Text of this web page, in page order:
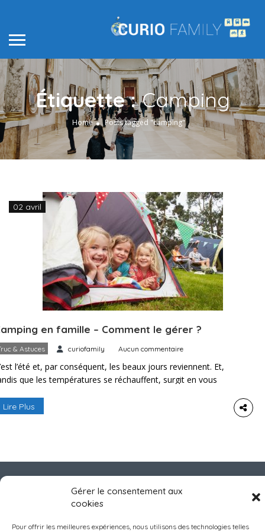
Gérer le consentement aux
cookies
Pour offrir les meilleures expériences, nous utilisons des technologies telles
Étiquette :Camping
Home Posts tagged "camping"
02 avril
en famille – Comment le gérer ?
& Astuces curiofamily Aucun commentaire
l’été et, par conséquent, les beaux jours reviennent. Et,
que les températures se réchauffent, surgit en vous
enfants adorent camper ! Seulement, entre les
Lire Plus